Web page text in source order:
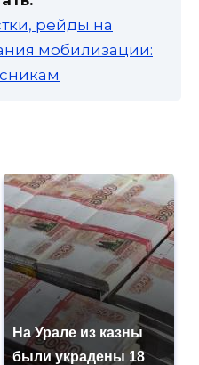
рейды на
мобилизации:
На Урале из казны
были украдены 18